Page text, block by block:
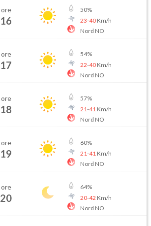
ore
16
50%
23-40Km/h
Nord NO
ore
17
54%
22-40Km/h
Nord NO
ore
18
57%
21-41 Km/h
Nord NO
ore
19
60%
21-41 Km/h
Nord NO
ore
20
64%
20-42 Km/h
Nord NO